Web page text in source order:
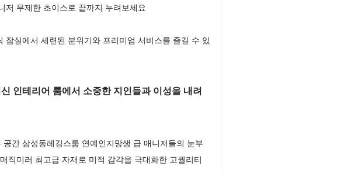
저 무제한 초이스로 끝까지 누려보세요
실에서 세련된 분위기와 프리미엄 서비스를 즐길 수 있
인테리어 룸에서 소중한 지인들과 이성을 내려
간 삼성동레깅스룸 연예인지망생 급 매니저들의 눈부
직미러 최고급 자재로 미적 감각을 극대화한 고퀄리티